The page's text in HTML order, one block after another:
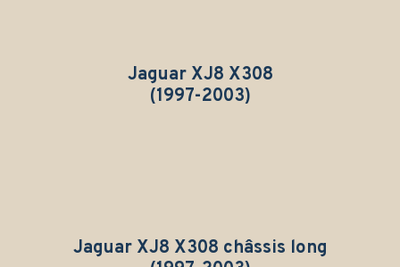
Jaguar XJ8 X308
(1997-2003)
Jaguar XJ8 X308 châssis long